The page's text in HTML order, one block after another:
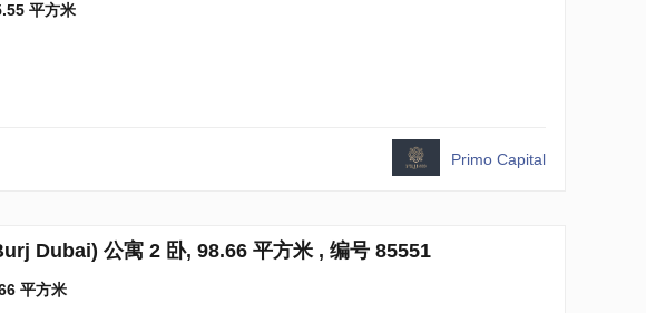
平方米
Primo Capital
Dubai) 公寓 2 卧, 98.66 平方米 , 编号 85551
平方米